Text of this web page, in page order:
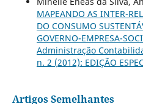
MAPEANDO AS INTER-
DO CONSUMO
GOVERNO-EMPRESA-
Administração
n. 2 (2012): EDIÇÃO
Artigos Semelhantes